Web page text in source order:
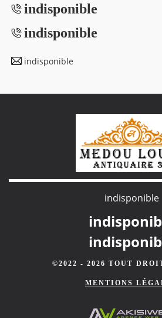
indisponible
indisponible
indisponible
indisponible
©2022 - 2026 TOUT
MENTIONS